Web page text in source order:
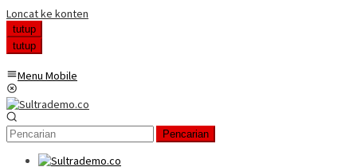
Loncat ke konten
tutup
tutup
Menu Mobile
Pencarian